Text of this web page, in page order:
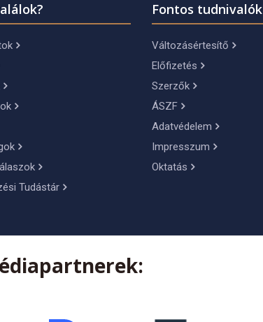
Tudástár
Fontos tudnivalók
Változásértesítő
Előfizetés
Szerzők
ÁSZF
Adatvédelem
Impresszum
Oktatás